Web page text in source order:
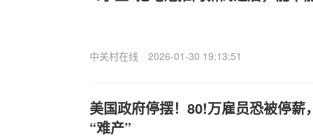
中关村在线 2026-01-30 19:13:51
美国政府停摆！80!万雇员恐被停薪
“难产”